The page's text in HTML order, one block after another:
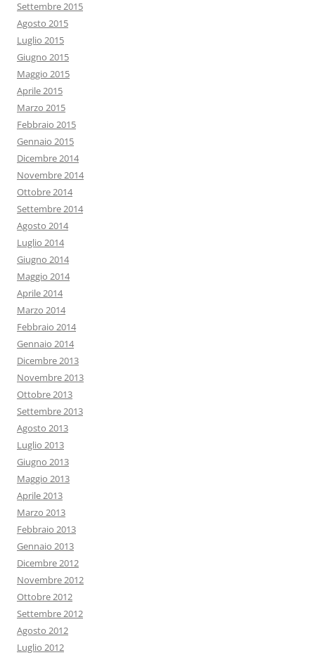
Settembre 2015
Agosto 2015
Luglio 2015
Giugno 2015
Maggio 2015
Aprile 2015
Marzo 2015
Febbraio 2015
Gennaio 2015
Dicembre 2014
Novembre 2014
Ottobre 2014
Settembre 2014
Agosto 2014
Luglio 2014
Giugno 2014
Maggio 2014
Aprile 2014
Marzo 2014
Febbraio 2014
Gennaio 2014
Dicembre 2013
Novembre 2013
Ottobre 2013
Settembre 2013
Agosto 2013
Luglio 2013
Giugno 2013
Maggio 2013
Aprile 2013
Marzo 2013
Febbraio 2013
Gennaio 2013
Dicembre 2012
Novembre 2012
Ottobre 2012
Settembre 2012
Agosto 2012
Luglio 2012